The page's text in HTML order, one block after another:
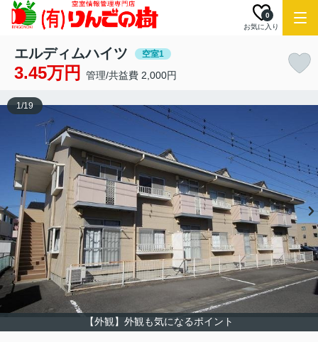
お気に入り
0
エルディムハイツ 空室1
3.45万円 管理/共益費 2,000円
【外観】外観も気になるポイント
1/19